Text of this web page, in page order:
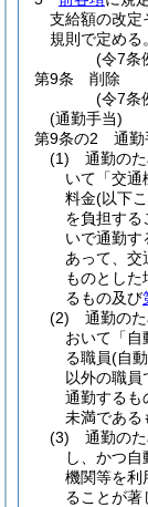
支給額の改定
規則で定める。
(令7条
第9条
削除
(令7条
(通勤手当)
第9条の2
通勤
(1)
通勤の
いて「交通
料金(以下
を負担する
いで通勤す
あって、交
ものとし
るもの及び
(2)
通勤の
おいて「自
る職員(自
以外の職員
通勤するも
未満である
(3)
通勤の
し、かつ
機関等を利
ることが著